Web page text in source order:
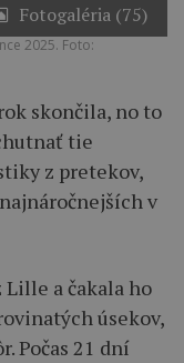
Fotogaléria (75)
2025. Foto:
skončila, no to
tie
z pretekov,
v
Lille a čakala ho
úsekov,
Počas 21 dní